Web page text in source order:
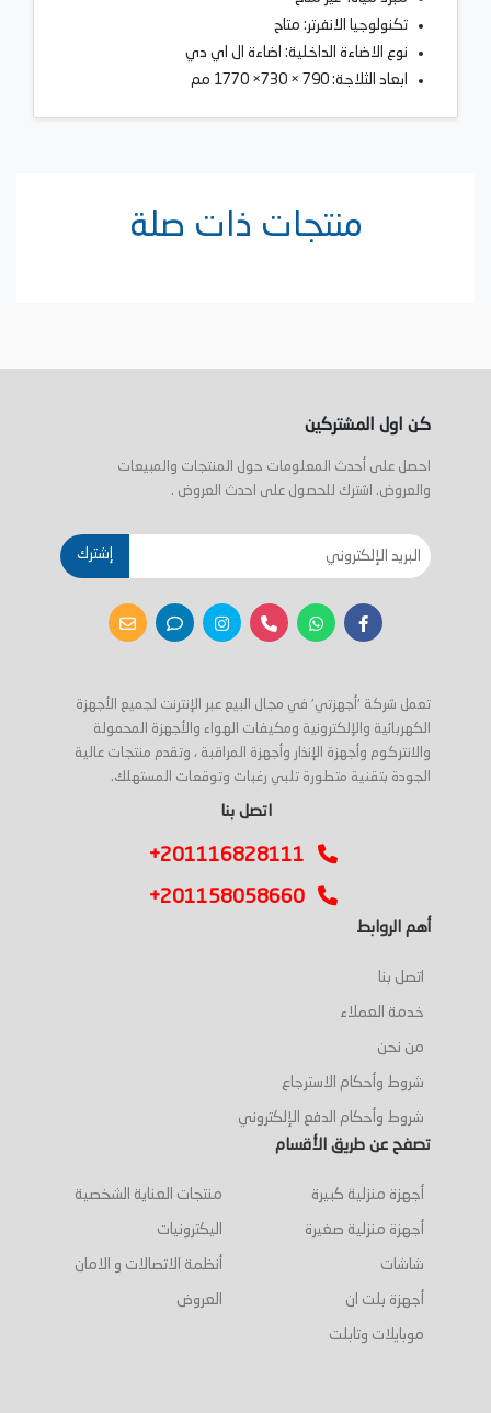
تكنولوجيا الانفرتر: متاح
نوع الاضاءة الداخلية: اضاءة ال اي دي
ابعاد الثلاجة: 790 × 730× 1770 مم
منتجات ذات صلة
كن اول المشتركين
احصل على أحدث المعلومات حول المنتجات والمبيعات
والعروض. اشترك للحصول على احدث العروض .
إشترك
تعمل شركة 'أجهزتي' في مجال البيع عبر الإنترنت لجميع الأجهزة
الكهربائية والإلكترونية ومكيفات الهواء والأجهزة المحمولة
والانتركوم وأجهزة الإنذار وأجهزة المراقبة ، وتقدم منتجات عالية
الجودة بتقنية متطورة تلبي رغبات وتوقعات المستهلك.
اتصل بنا
+201116828111
+201158058660
أهم الروابط
اتصل بنا
خدمة العملاء
من نحن
شروط وأحكام الاسترجاع
شروط وأحكام الدفع الإلكتروني
تصفح عن طريق الأقسام
أجهزة منزلية كبيرة
أجهزة منزلية صغيرة
شاشات
أجهزة بلت ان
موبايلات وتابلت
منتجات العناية الشخصية
اليكترونيات
أنظمة الاتصالات و الامان
العروض